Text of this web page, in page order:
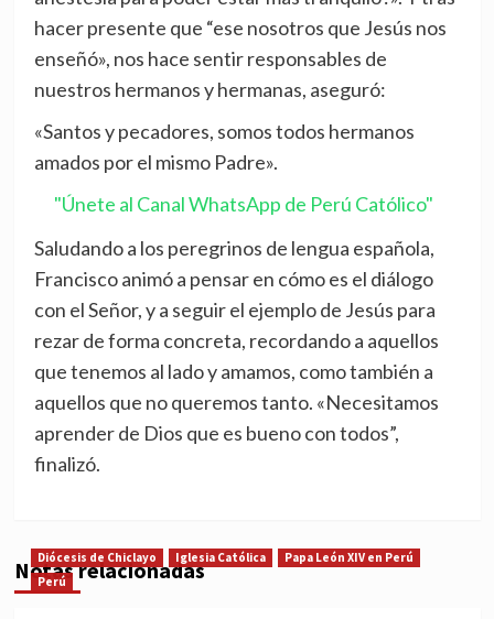
hacer presente que “ese nosotros que Jesús nos
enseñó», nos hace sentir responsables de
nuestros hermanos y hermanas, aseguró:
«Santos y pecadores, somos todos hermanos
amados por el mismo Padre».
"Únete al Canal WhatsApp de Perú Católico"
Saludando a los peregrinos de lengua española,
Francisco animó a pensar en cómo es el diálogo
con el Señor, y a seguir el ejemplo de Jesús para
rezar de forma concreta, recordando a aquellos
que tenemos al lado y amamos, como también a
aquellos que no queremos tanto. «Necesitamos
aprender de Dios que es bueno con todos”,
finalizó.
Notas relacionadas
Diócesis de Chiclayo Iglesia Católica
Papa León XIV en Perú
Perú